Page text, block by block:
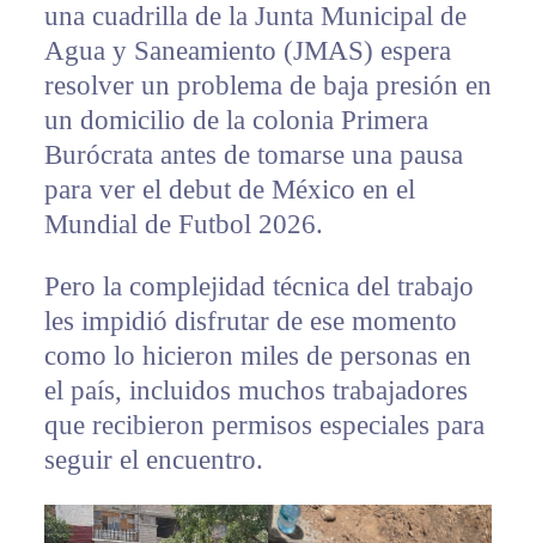
una cuadrilla de la Junta Municipal de
Agua y Saneamiento (JMAS) espera
resolver un problema de baja presión en
un domicilio de la colonia Primera
Burócrata antes de tomarse una pausa
para ver el debut de México en el
Mundial de Futbol 2026.
Pero la complejidad técnica del trabajo
les impidió disfrutar de ese momento
como lo hicieron miles de personas en
el país, incluidos muchos trabajadores
que recibieron permisos especiales para
seguir el encuentro.